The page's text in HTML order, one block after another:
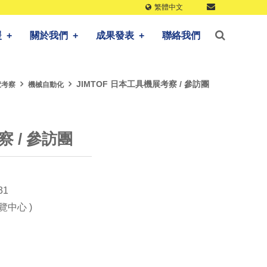
繁體中文
+ 關於我們 + 成果發表 + 聯絡我們
察 機械自動化 JIMTOF 日本工具機展考察 / 參訪團
/ 參訪團
中心 )